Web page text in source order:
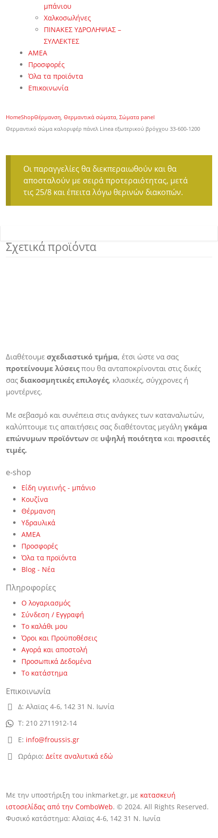
μπάνιου
Χαλκοσωλήνες
ΠΙΝΑΚΕΣ ΥΔΡΟΛΗΨΙΑΣ –
ΣΥΛΛΕΚΤΕΣ
ΑΜΕΑ
Προσφορές
Όλα τα προϊόντα
Επικοινωνία
HomeShopΘέρμανση, Θερμαντικά σώματα, Σώματα panel
Θερμαντικό σώμα καλοριφέρ πάνελ Linea εξωτερικού βρόγχου 33-600-1200
Οι παραγγελίες θα διεκπεραιωθούν και θα
αποσταλούν με σειρά προτεραιότητας, μετά
τις 25/8 και έπειτα λόγω θερινών διακοπών.
Σχετικά προϊόντα
Διαθέτουμεσχεδιαστικό τμήμα, έτσι ώστε να σας
προτείνουμε λύσειςπου θα ανταποκρίνονται στις δικές
σαςδιακοσμητικές επιλογές, κλασικές, σύγχρονες ή
μοντέρνες.
Με σεβασμό και συνέπεια στις ανάγκες των καταναλωτών,
καλύπτουμε τις απαιτήσεις σας διαθέτοντας μεγάλη γκάμα
επώνυμων προϊόντων σε υψηλή ποιότητα καιπροσιτές
τιμές.
e-shop
Είδη υγιεινής - μπάνιο
Κουζίνα
Θέρμανση
Υδραυλικά
ΑΜΕΑ
Προσφορές
Όλα τα προϊόντα
Blog - Νέα
Πληροφορίες
Ο λογαριασμός
Σύνδεση / Εγγραφή
Το καλάθι μου
Όροι και Προϋποθέσεις
Αγορά και αποστολή
Προσωπικά Δεδομένα
Το κατάστημα
Επικοινωνία
Δ: Αλαϊας 4-6, 142 31 Ν. Ιωνία
Τ: 210 2711912-14
Ε: info@froussis.gr
Ωράριο: Δείτε αναλυτικά εδώ
Με την υποστήριξη του inkmarket.gr, με κατασκευή
ιστοσελίδας από την ComboWeb. © 2024. All Rights Reserved.
Φυσικό κατάστημα: Αλαϊας 4-6, 142 31 Ν. Ιωνία